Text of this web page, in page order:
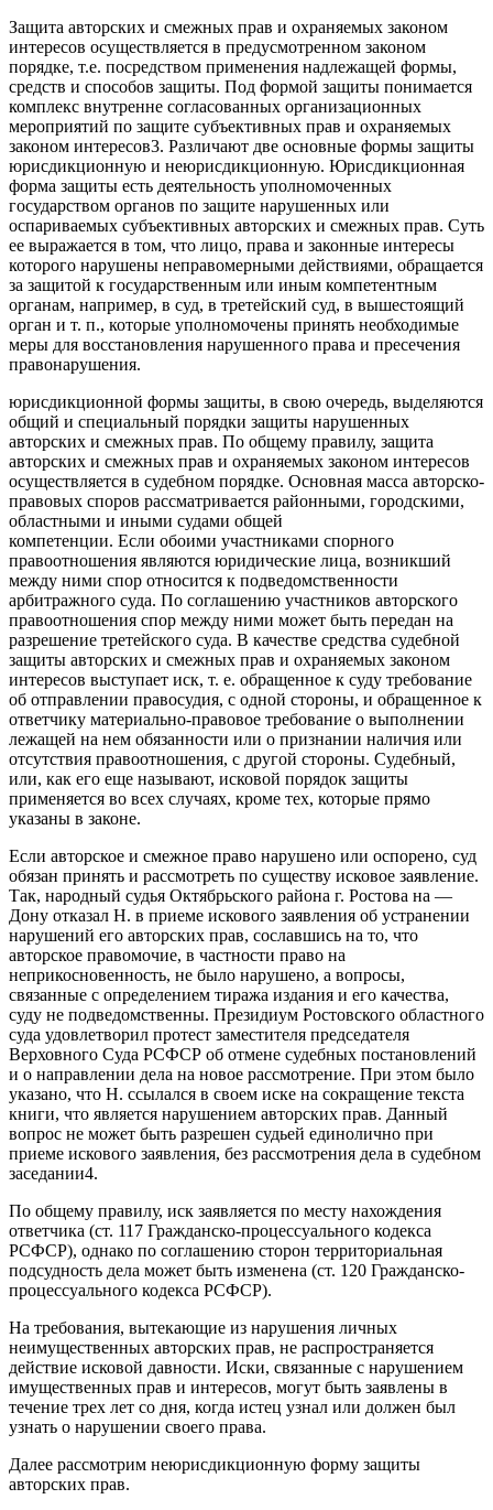
Защита авторских и смежных прав и охраняемых законом
интересов осуществляется в предусмотренном законом
порядке, т.е. посредством применения надлежащей формы,
средств и способов защиты. Под формой защиты понимается
комплекс внутренне согласованных организационных
мероприятий по защите субъективных прав и охраняемых
законом интересов3. Различают две основные формы защиты
юрисдикционную и неюрисдикционную. Юрисдикционная
форма защиты есть деятельность уполномоченных
государством органов по защите нарушенных или
оспариваемых субъективных авторских и смежных прав. Суть
ее выражается в том, что лицо, права и законные интересы
которого нарушены неправомерными действиями, обращается
за защитой к государственным или иным компетентным
органам, например, в суд, в третейский суд, в вышестоящий
орган и т. п., которые уполномочены принять необходимые
меры для восстановления нарушенного права и пресечения
правонарушения.
юрисдикционной формы защиты, в свою очередь, выделяются
общий и специальный порядки защиты нарушенных
авторских и смежных прав. По общему правилу, защита
авторских и смежных прав и охраняемых законом интересов
осуществляется в судебном порядке. Основная масса авторско-
правовых споров рассматривается районными, городскими,
областными и иными судами общей
компетенции. Если обоими участниками спорного
правоотношения являются юридические лица, возникший
между ними спор относится к подведомственности
арбитражного суда. По соглашению участников авторского
правоотношения спор между ними может быть передан на
разрешение третейского суда. В качестве средства судебной
защиты авторских и смежных прав и охраняемых законом
интересов выступает иск, т. е. обращенное к суду требование
об отправлении правосудия, с одной стороны, и обращенное к
ответчику материально-правовое требование о выполнении
лежащей на нем обязанности или о признании наличия или
отсутствия правоотношения, с другой стороны. Судебный,
или, как его еще называют, исковой порядок защиты
применяется во всех случаях, кроме тех, которые прямо
указаны в законе.
Если авторское и смежное право нарушено или оспорено, суд
обязан принять и рассмотреть по существу исковое заявление.
Так, народный судья Октябрьского района г. Ростова на —
Дону отказал Н. в приеме искового заявления об устранении
нарушений его авторских прав, сославшись на то, что
авторское правомочие, в частности право на
неприкосновенность, не было нарушено, а вопросы,
связанные с определением тиража издания и его качества,
суду не подведомственны. Президиум Ростовского областного
суда удовлетворил протест заместителя председателя
Верховного Суда РСФСР об отмене судебных постановлений
и о направлении дела на новое рассмотрение. При этом было
указано, что Н. ссылался в своем иске на сокращение текста
книги, что является нарушением авторских прав. Данный
вопрос не может быть разрешен судьей единолично при
приеме искового заявления, без рассмотрения дела в судебном
заседании4.
По общему правилу, иск заявляется по месту нахождения
ответчика (ст. 117 Гражданско-процессуального кодекса
РСФСР), однако по соглашению сторон территориальная
подсудность дела может быть изменена (ст. 120 Гражданско-
процессуального кодекса РСФСР).
На требования, вытекающие из нарушения личных
неимущественных авторских прав, не распространяется
действие исковой давности. Иски, связанные с нарушением
имущественных прав и интересов, могут быть заявлены в
течение трех лет со дня, когда истец узнал или должен был
узнать о нарушении своего права.
Далее рассмотрим неюрисдикционную форму защиты
авторских прав.